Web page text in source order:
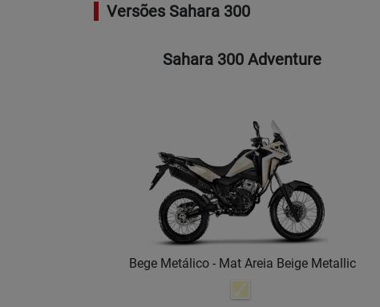
Versões Sahara 300
Sahara 300 Adventure
Bege Metálico - Mat Areia Beige Metallic